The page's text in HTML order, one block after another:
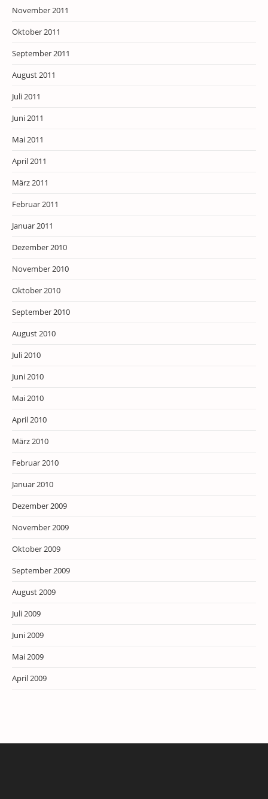
November 2011
Oktober 2011
September 2011
August 2011
Juli 2011
Juni 2011
Mai 2011
April 2011
März 2011
Februar 2011
Januar 2011
Dezember 2010
November 2010
Oktober 2010
September 2010
August 2010
Juli 2010
Juni 2010
Mai 2010
April 2010
März 2010
Februar 2010
Januar 2010
Dezember 2009
November 2009
Oktober 2009
September 2009
August 2009
Juli 2009
Juni 2009
Mai 2009
April 2009